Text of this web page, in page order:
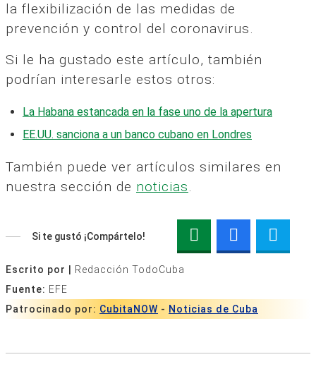
la flexibilización de las medidas de
prevención y control del coronavirus.
Si le ha gustado este artículo, también
podrían interesarle estos otros:
La Habana estancada en la fase uno de la apertura
EE.UU. sanciona a un banco cubano en Londres
También puede ver artículos similares en
nuestra sección de noticias.
Si te gustó ¡Compártelo!
Escrito por |
Redacción TodoCuba
Fuente: EFE
Patrocinado por: CubitaNOW - Noticias de Cuba